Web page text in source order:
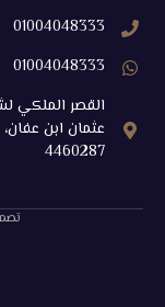
01004048333
01004048333
عثمان ابن
4460287